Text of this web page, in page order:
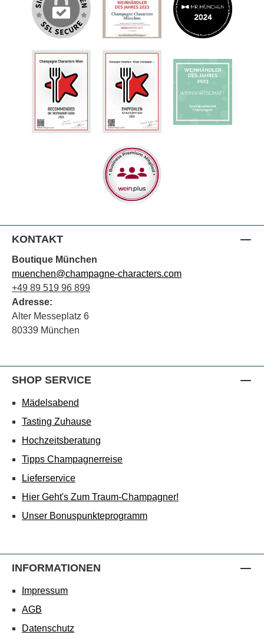
KONTAKT
Boutique München
muenchen@champagne-characters.com
+49 89 519 96 899
Adresse:
Alter Messeplatz 6
80339 München
SHOP SERVICE
Mädelsabend
Tasting Zuhause
Hochzeitsberatung
Tipps Champagnerreise
Lieferservice
Hier Geht's Zum Traum-Champagner!
Unser Bonuspunkteprogramm
INFORMATIONEN
Impressum
AGB
Datenschutz